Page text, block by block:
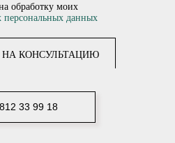
обработку моих
персональных данных
НА КОНСУЛЬТАЦИЮ
33 99 18